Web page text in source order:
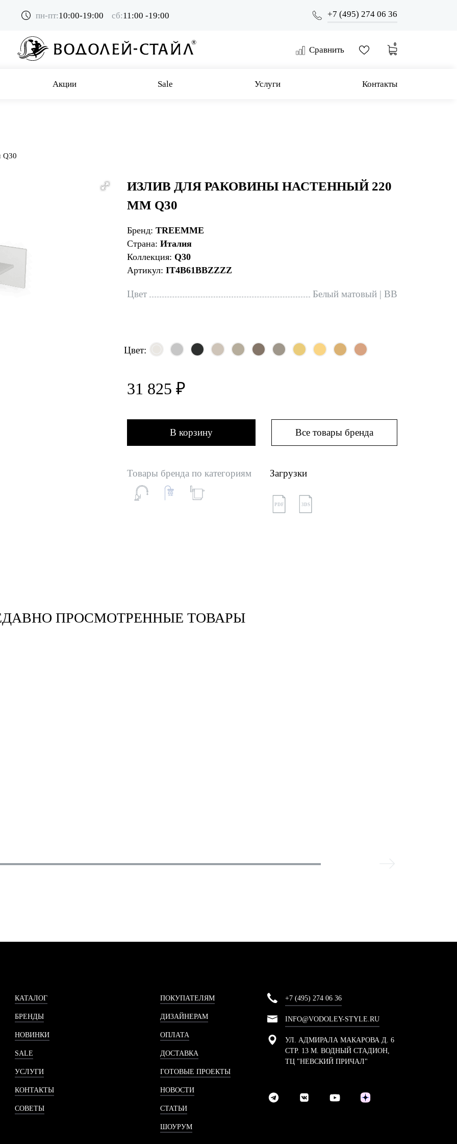
пн-пт:10:00-19:00 сб:11:00 -19:00 +7 (495) 274 06 36
Сравнить
0
Акции Sale Услуги Контакты
Q30
ИЗЛИВ ДЛЯ РАКОВИНЫ НАСТЕННЫЙ 220
ММ Q30
Бренд: TREEMME
Страна: Италия
Коллекция: Q30
Артикул: IT4B61BBZZZZ
Цвет Белый матовый | BB
Цвет:
31 825 ₽
В корзину Все товары бренда
Товары бренда по категориям Загрузки
PDF 3DS
ПРОСМОТРЕННЫЕ ТОВАРЫ
КАТАЛОГ
БРЕНДЫ
НОВИНКИ
SALE
УСЛУГИ
КОНТАКТЫ
СОВЕТЫ
ПОКУПАТЕЛЯМ
ДИЗАЙНЕРАМ
ОПЛАТА
ДОСТАВКА
ГОТОВЫЕ ПРОЕКТЫ
НОВОСТИ
СТАТЬИ
ШОУРУМ
+7 (495) 274 06 36
INFO@VODOLEY-STYLE.RU
УЛ. АДМИРАЛА МАКАРОВА Д. 6
СТР. 13 М. ВОДНЫЙ СТАДИОН,
ТЦ "НЕВСКИЙ ПРИЧАЛ"